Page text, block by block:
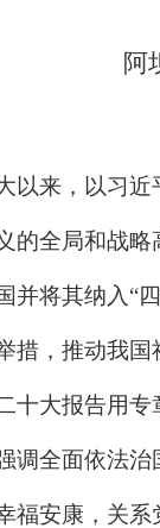
阿
以来，以习
的全局和战
并将其纳入 “
措，推动我
十大报告用
调全面依法
福安康，关